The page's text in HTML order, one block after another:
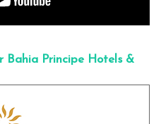
Bahia Principe Hotels &